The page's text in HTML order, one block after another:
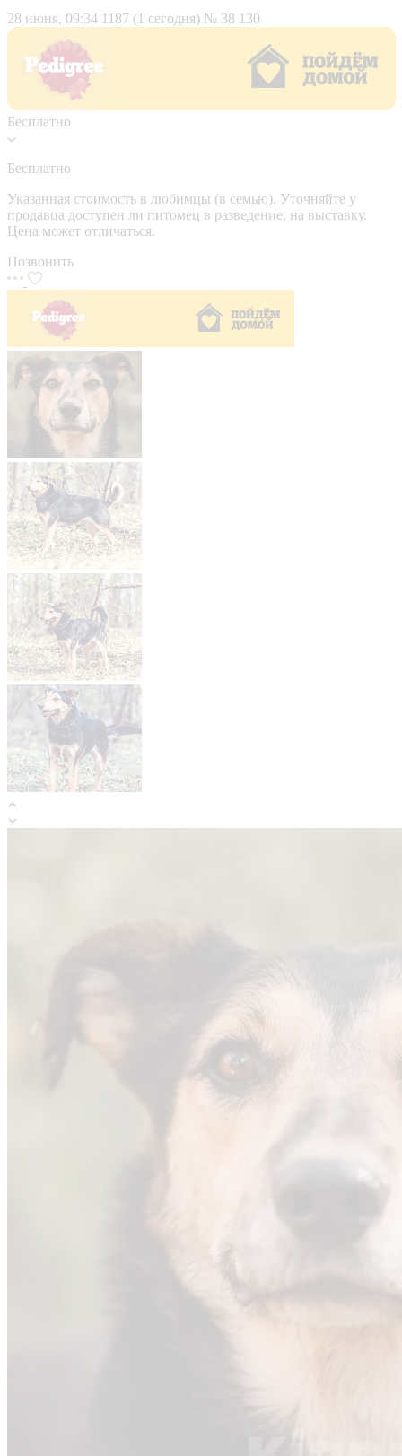
28 июня, 09:34 1187 (1 сегодня) № 38 130
Бесплатно
Бесплатно
Указанная стоимость в любимцы (в семью). Уточняйте у
продавца доступен ли питомец в разведение, на выставку.
Цена может отличаться.
Позвонить